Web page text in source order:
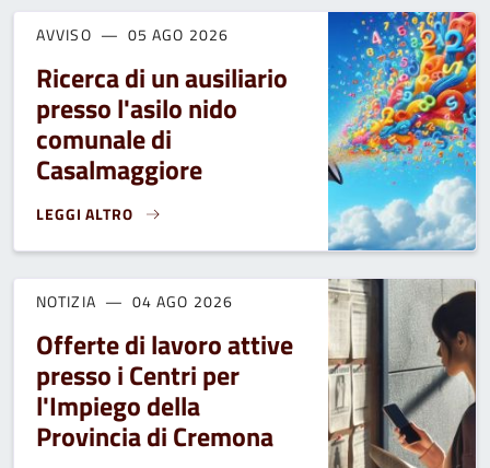
AVVISO 05 AGO 2026
Ricerca di un ausiliario
presso l'asilo nido
comunale di
Casalmaggiore
LEGGI ALTRO
RICERCA DI UN AUSILIARIO PRESSO L'ASILO NIDO
NOTIZIA 04 AGO 2026
Offerte di lavoro attive
presso i Centri per
l'Impiego della
Provincia di Cremona